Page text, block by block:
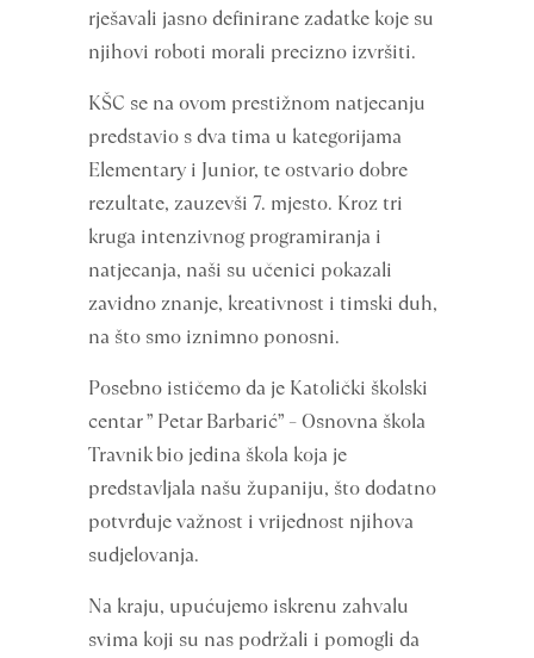
rješavali jasno definirane zadatke koje su
njihovi roboti morali precizno izvršiti.
KŠC se na ovom prestižnom natjecanju
predstavio s dva tima u kategorijama
Elementary i Junior, te ostvario dobre
rezultate, zauzevši 7. mjesto. Kroz tri
kruga intenzivnog programiranja i
natjecanja, naši su učenici pokazali
zavidno znanje, kreativnost i timski duh,
na što smo iznimno ponosni.
Posebno ističemo da je Katolički školski
centar ” Petar Barbarić” – Osnovna škola
Travnik bio jedina škola koja je
predstavljala našu županiju, što dodatno
potvrđuje važnost i vrijednost njihova
sudjelovanja.
Na kraju, upućujemo iskrenu zahvalu
svima koji su nas podržali i pomogli da